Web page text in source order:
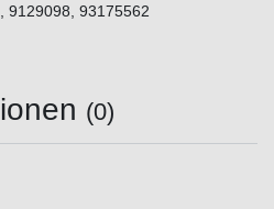
9129098, 93175562
(0)